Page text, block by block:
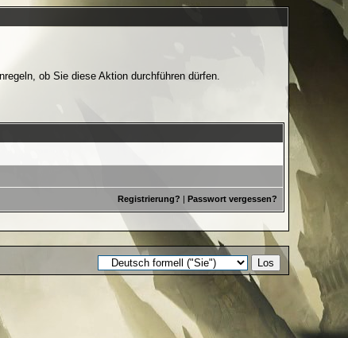
ob Sie diese Aktion durchführen dürfen.
Registrierung? | Passwort vergessen?